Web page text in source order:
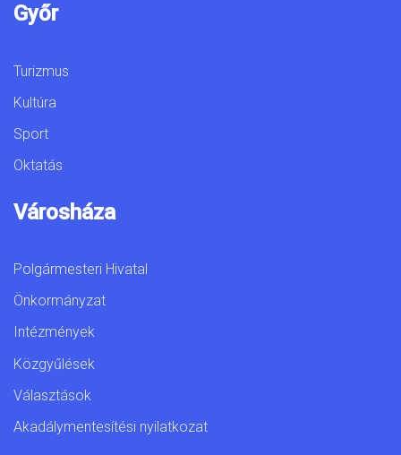
Győr
Turizmus
Kultúra
Sport
Oktatás
Városháza
Polgármesteri Hivatal
Önkormányzat
Intézmények
Közgyűlések
Választások
Akadálymentesítési nyilatkozat